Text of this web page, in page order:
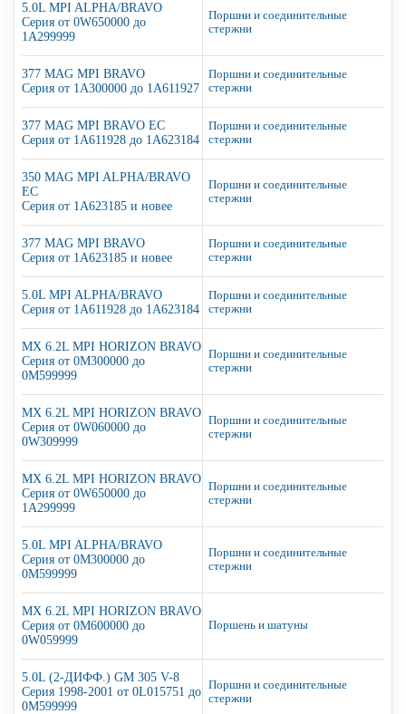
5.0L MPI ALPHA/BRAVO
Серия от 0W650000 до
1A299999
Поршни и соединительные
стержни
377 MAG MPI BRAVO
Серия от 1A300000 до 1A611927
Поршни и соединительные
стержни
377 MAG MPI BRAVO EC
Серия от 1A611928 до 1A623184
Поршни и соединительные
стержни
350 MAG MPI ALPHA/BRAVO
EC
Серия от 1A623185 и новее
Поршни и соединительные
стержни
377 MAG MPI BRAVO
Серия от 1A623185 и новее
Поршни и соединительные
стержни
5.0L MPI ALPHA/BRAVO
Серия от 1A611928 до 1A623184
Поршни и соединительные
стержни
MX 6.2L MPI HORIZON BRAVO
Серия от 0M300000 до
0M599999
Поршни и соединительные
стержни
MX 6.2L MPI HORIZON BRAVO
Серия от 0W060000 до
0W309999
Поршни и соединительные
стержни
MX 6.2L MPI HORIZON BRAVO
Серия от 0W650000 до
1A299999
Поршни и соединительные
стержни
5.0L MPI ALPHA/BRAVO
Серия от 0M300000 до
0M599999
Поршни и соединительные
стержни
MX 6.2L MPI HORIZON BRAVO
Серия от 0M600000 до
0W059999
Поршень и шатуны
5.0L (2-ДИФФ.) GM 305 V-8
Серия 1998-2001 от 0L015751 до
0M599999
Поршни и соединительные
стержни